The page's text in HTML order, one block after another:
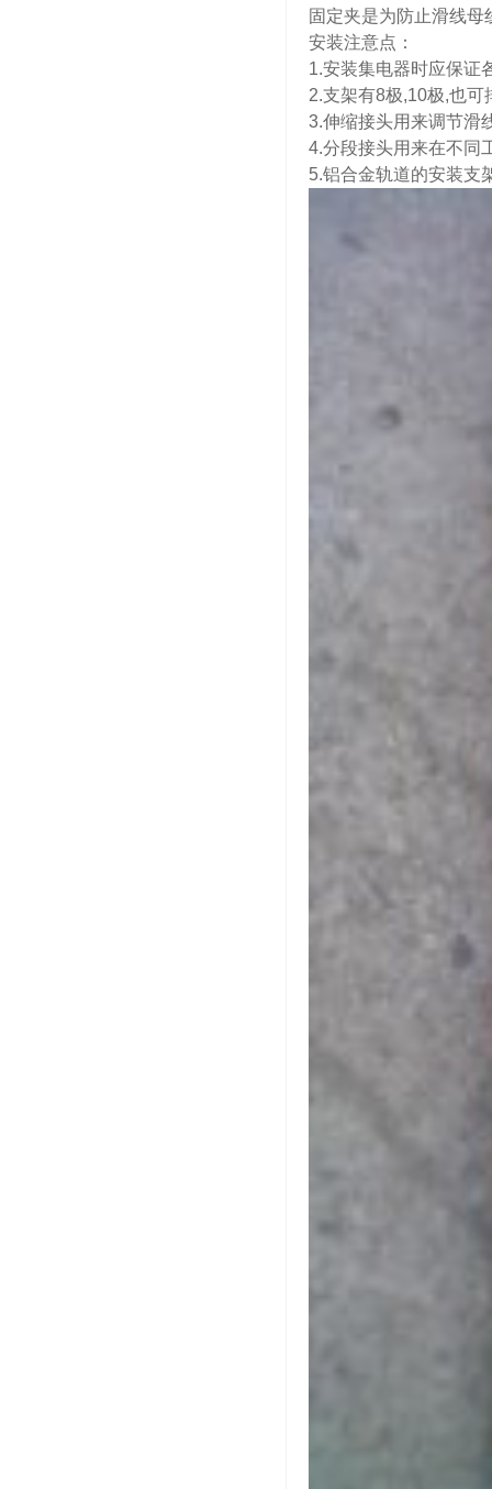
固定夹是为防止滑线
安装注意点：
1.安装集电器时应保证
2.支架有8极,10极,也
3.伸缩接头用来调节滑
4.分段接头用来在不同
5.铝合金轨道的安装支